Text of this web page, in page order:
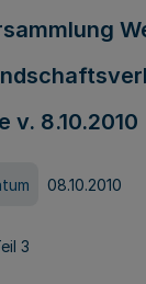
v. 8.10.2010
08.10.2010
3